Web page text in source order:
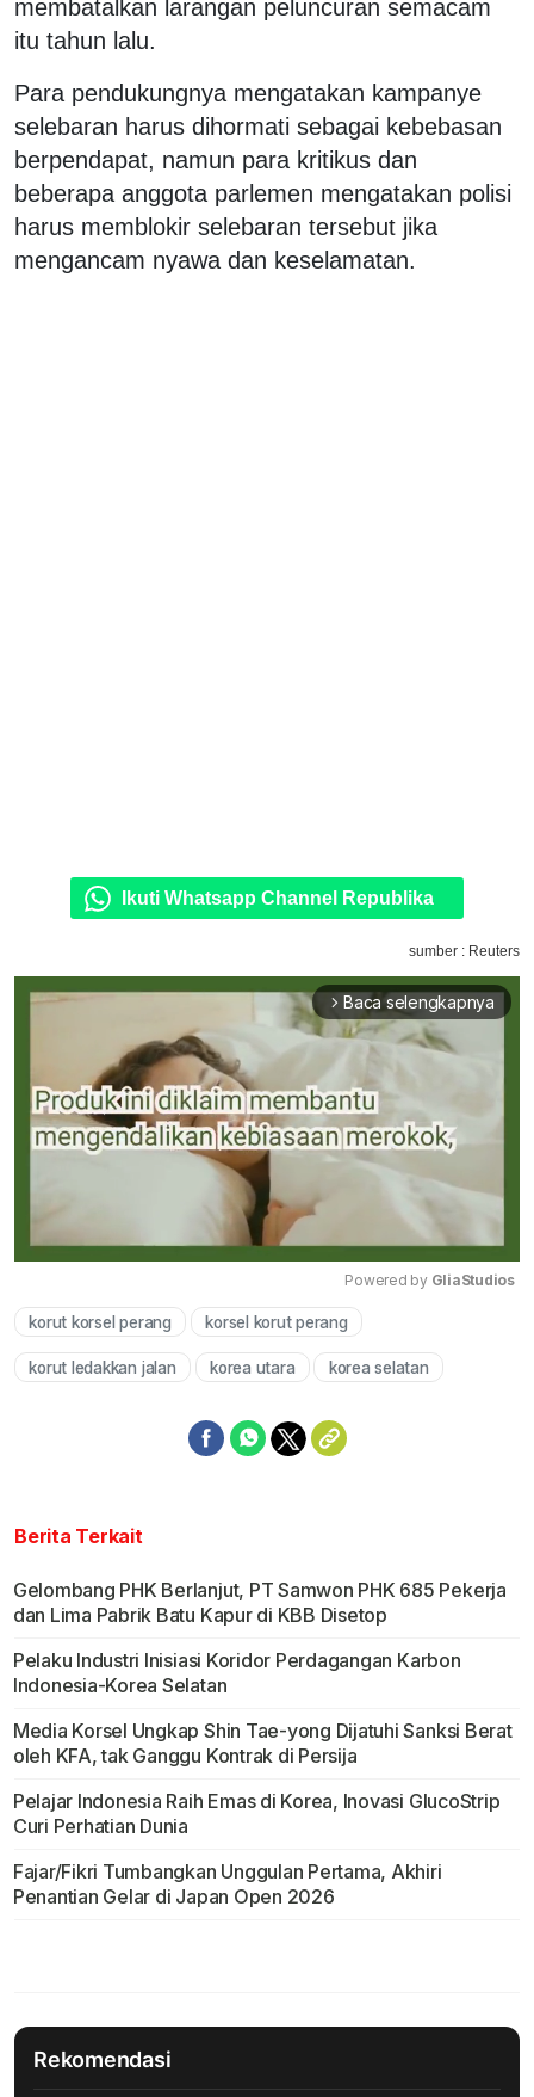
membatalkan larangan peluncuran semacam
itu tahun lalu.
Para pendukungnya mengatakan kampanye
selebaran harus dihormati sebagai kebebasan
berpendapat, namun para kritikus dan
beberapa anggota parlemen mengatakan polisi
harus memblokir selebaran tersebut jika
mengancam nyawa dan keselamatan.
Ikuti Whatsapp Channel Republika
sumber : Reuters
arrow_forward_ios Baca selengkapnya
Powered by GliaStudios
korut korsel perang korsel korut perang
korut ledakkan jalan korea utara korea selatan
Berita Terkait
Gelombang PHK Berlanjut, PT Samwon PHK 685 Pekerja
dan Lima Pabrik Batu Kapur di KBB Disetop
Pelaku Industri Inisiasi Koridor Perdagangan Karbon
Indonesia-Korea Selatan
Media Korsel Ungkap Shin Tae-yong Dijatuhi Sanksi Berat
oleh KFA, tak Ganggu Kontrak di Persija
Pelajar Indonesia Raih Emas di Korea, Inovasi GlucoStrip
Curi Perhatian Dunia
Fajar/Fikri Tumbangkan Unggulan Pertama, Akhiri
Penantian Gelar di Japan Open 2026
Rekomendasi